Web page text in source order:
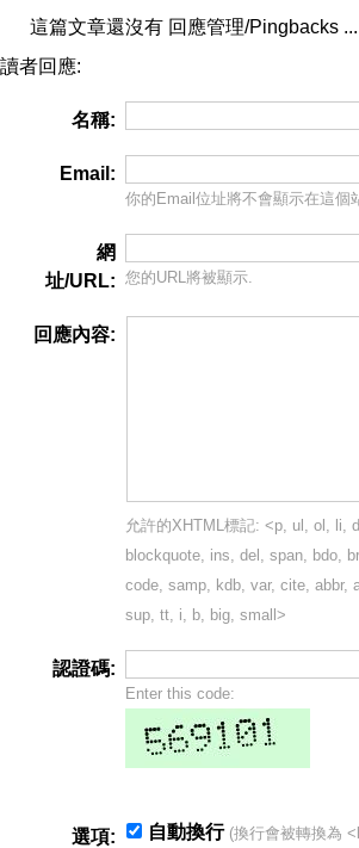
這篇文章還沒有 回應管理/Pingbacks ...
讀者回應:
名稱:
Email:
你的Email位址將不會顯示在這個
網
址/URL: 您的URL將被顯示.
回應內容:
允許的XHTML標記: <p, ul, ol, li,
blockquote, ins, del, span, bdo,
code, samp, kdb, var, cite, abbr,
sup, tt, i, b, big, small>
認證碼:
Enter this code:
選項: 自動換行 (換行會被轉換為